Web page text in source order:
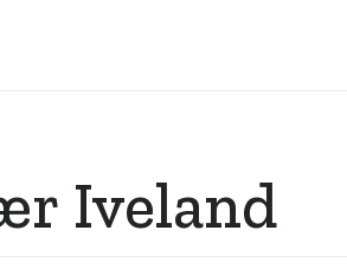
Iveland